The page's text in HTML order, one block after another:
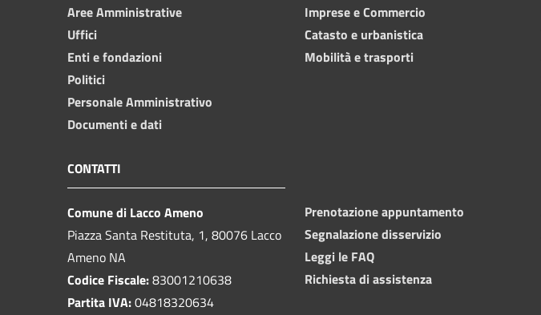
Aree Amministrative
Uffici
Enti e fondazioni
Politici
Personale Amministrativo
Documenti e dati
Imprese e Commercio
Catasto e urbanistica
Mobilità e trasporti
CONTATTI
Comune di Lacco Ameno
Piazza Santa Restituta, 1, 80076 Lacco
Ameno NA
Codice Fiscale:83001210638
Partita IVA:04818320634
Prenotazione appuntamento
Segnalazione disservizio
Leggi le FAQ
Richiesta di assistenza